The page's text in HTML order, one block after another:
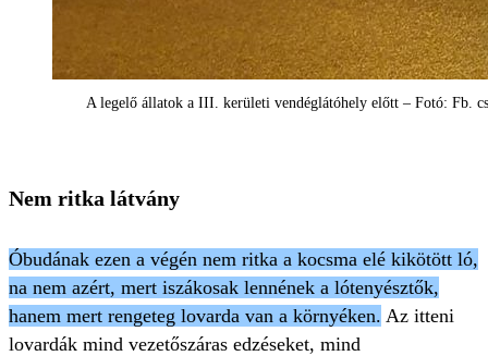
A legelő állatok a III. kerületi vendéglátóhely előtt – Fotó: Fb.
Nem ritka látvány
Óbudának ezen a végén nem ritka a kocsma elé kikötött ló,
na nem azért, mert iszákosak lennének a lótenyésztők,
hanem mert rengeteg lovarda van a környéken. Az itteni
lovardák mind vezetőszáras edzéseket, mind